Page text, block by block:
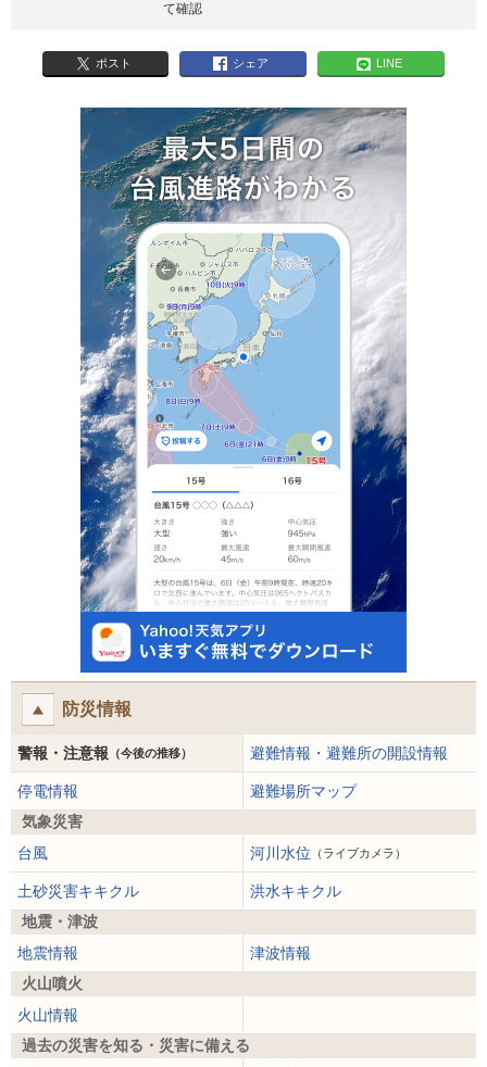
て確認
ポスト シェア LINE
防災情報
警報・注意報 （今後の推移） 避難情報・避難所の開設情報
停電情報
避難場所マップ
気象災害
台風
河川水位 （ライブカメラ）
土砂災害キキクル
洪水キキクル
地震・津波
地震情報
津波情報
火山噴火
火山情報
過去の災害を知る・災害に備える